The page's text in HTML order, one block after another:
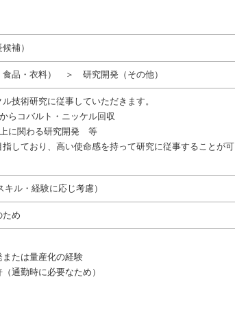
補）
食品・衣料） ＞ 研究開発（その他）
技術研究に従事していただきます。
らコバルト・ニッケル回収
に関わる研究開発 等
しており、高い使命感を持って研究に従事することが可
ル・経験に応じ考慮）
ため
または量産化の経験
通勤時に必要なため）